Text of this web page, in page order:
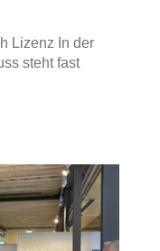
Lizenz In der
steht fast